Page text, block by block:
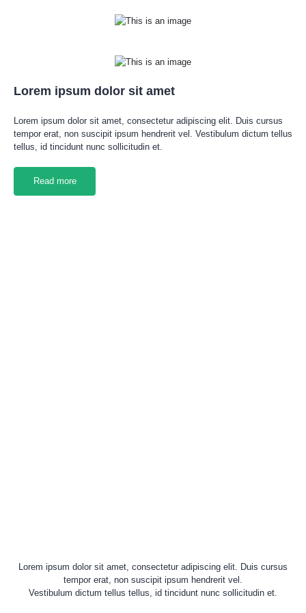
Lorem ipsum dolor sit amet
Lorem ipsum dolor sit amet, consectetur adipiscing elit. Duis cursus
tempor erat, non suscipit ipsum hendrerit vel. Vestibulum dictum tellus
tellus, id tincidunt nunc sollicitudin et.
Read more
Lorem ipsum dolor sit amet, consectetur adipiscing elit. Duis cursus
tempor erat, non suscipit ipsum hendrerit vel.
Vestibulum dictum tellus tellus, id tincidunt nunc sollicitudin et.